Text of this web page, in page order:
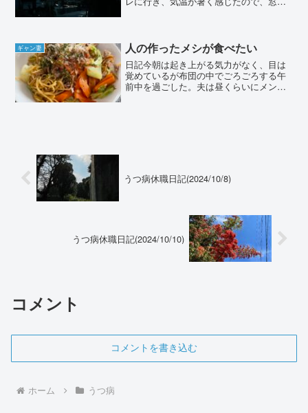
たのでビックリし...
ギャン妻 人の作ったメシが食べたい
日記今朝は起き上がる気力がなく、目は
覚めているが布団の中でごろごろする午
前中を過ごした。夫は昼くらいにメンタ
うつ病休職日記(2024/10/8)
うつ病休職日記(2024/10/10)
コメント
コメントを書き込む
ホーム うつ病